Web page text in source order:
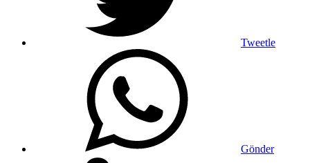
Tweetle
Gönder